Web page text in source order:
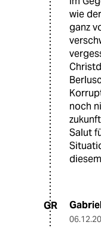
wie
ganz
noch
Salut
GR